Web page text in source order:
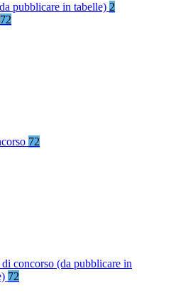
pubblicare in tabelle) 2
72
72
concorso (da pubblicare in
72